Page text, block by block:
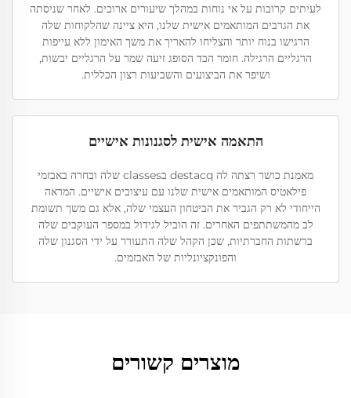
לעיתים קרובות על אי נוחות במהלך שיעורים ארוכים. לאחר שניסתה
את הגרבים המותאמים אישית שלנו, היא ציינה שהלקוחות שלה
הרגישו בנוח יותר והצליחו להאריך את משך האימון ללא עייפות
הרגליים הרגילה. חומר הבד הסופג זיעה שמר על הרגליים יבשות,
ושיפר את הביצועים והשביעות רצון הכללית.
התאמה אישית לסגנונות אישיים
מאמנת כושר רצתה לה destacq בclasses שלה ובחרה באבזמי
פילאטיס המותאמים אישית שלנו עם עיצובים אישיים. המראה
הייחודי לא רק הגביר את הביטחון העצמי שלה, אלא גם משך תשומת
לב מהמשתתפים האחרים. זה הוביל לגידול במספר העוקבים שלה
ברשתות החברתיות, שכן הקהל שלה התעורר על ידי הסגנון שלה
והפונקציונליות של האבזמים.
מוצרים קשורים